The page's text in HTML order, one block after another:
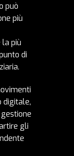
può
più
più
di
digitale,
gli